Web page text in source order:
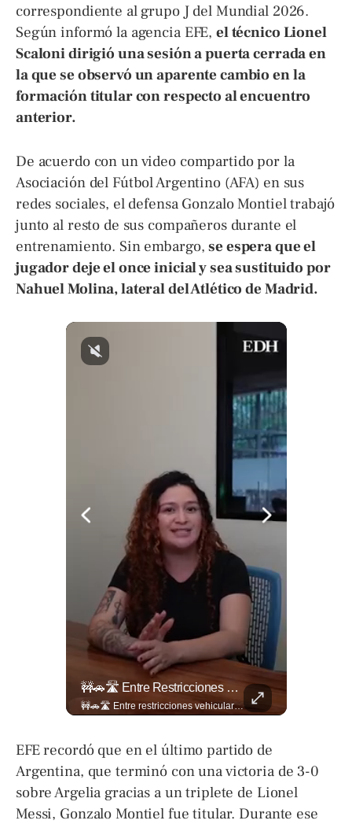
correspondiente al grupo J del Mundial 2026.
Según informó la agencia EFE,el técnico Lionel
Scaloni dirigió una sesión a puerta cerrada en
la que se observó un aparente cambio en la
formación titular con respecto al encuentro
anterior.
De acuerdo con un video compartido por la
Asociación del Fútbol Argentino (AFA) en sus
redes sociales, el defensa Gonzalo Montiel trabajó
junto al resto de sus compañeros durante el
entrenamiento. Sin embargo,se espera que el
jugador deje el once inicial y sea sustituido por
Nahuel Molina, lateral del Atlético de Madrid.
🚧🚗🛣️ Entre Restricciones Vehiculares Y El Despliegue De Maquinaria Pesada, Continúan Los Trabajos De Ampliación Y La Construcción Del Viaducto En El Tramo De Los...
🚧🚗🛣️ Entre restricciones vehiculares y el despliegue de maquinaria pesada, continúan los trabajos de ampliación y la construcción del viaducto en el tramo de Los Chorros, en la carretera Panamericana. Para más información del tramo Los Chorros visita ➡️ eldiariodehoy.com #Nacionales #LosChorros #carreterapanamericana
EFE recordó que en el último partido de
Argentina, que terminó con una victoria de 3-0
sobre Argelia gracias a un triplete de Lionel
Messi, Gonzalo Montiel fue titular. Durante ese